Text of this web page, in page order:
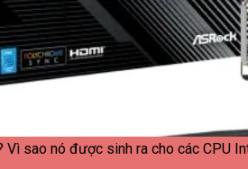
Vì sao nó được sinh ra cho các CPU